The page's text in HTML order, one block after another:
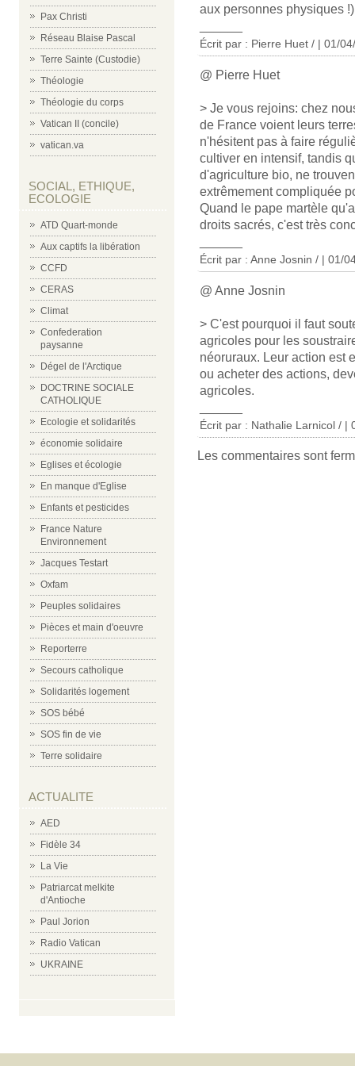
Pax Christi
Réseau Blaise Pascal
Terre Sainte (Custodie)
Théologie
Théologie du corps
Vatican II (concile)
vatican.va
SOCIAL, ETHIQUE,
ECOLOGIE
ATD Quart-monde
Aux captifs la libération
CCFD
CERAS
Climat
Confederation
paysanne
Dégel de l'Arctique
DOCTRINE SOCIALE
CATHOLIQUE
Ecologie et solidarités
économie solidaire
Eglises et écologie
En manque d'Eglise
Enfants et pesticides
France Nature
Environnement
Jacques Testart
Oxfam
Peuples solidaires
Pièces et main d'oeuvre
Reporterre
Secours catholique
Solidarités logement
SOS bébé
SOS fin de vie
Terre solidaire
ACTUALITE
AED
Fidèle 34
La Vie
Patriarcat melkite
d'Antioche
Paul Jorion
Radio Vatican
UKRAINE
aux personnes physiques
Écrit par : Pierre Huet / | 01/
@ Pierre Huet
> Je vous rejoins: chez
de France voient leurs
n'hésitent pas à faire
cultiver en intensif, tandis
d'agriculture bio, ne
extrêmement compliquée
Quand le pape martèle
droits sacrés, c'est très
Écrit par : Anne Josnin / | 01/
@ Anne Josnin
> C'est pourquoi il faut
agricoles pour les
néoruraux. Leur action est
ou acheter des actions,
agricoles.
Écrit par : Nathalie Larnicol / |
Les commentaires sont